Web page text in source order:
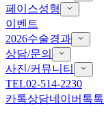
페이스성형
이벤트
2026수술경과
상담/문의
사진/커뮤니티
TEL02-514-2230
카톡상담네이버톡톡